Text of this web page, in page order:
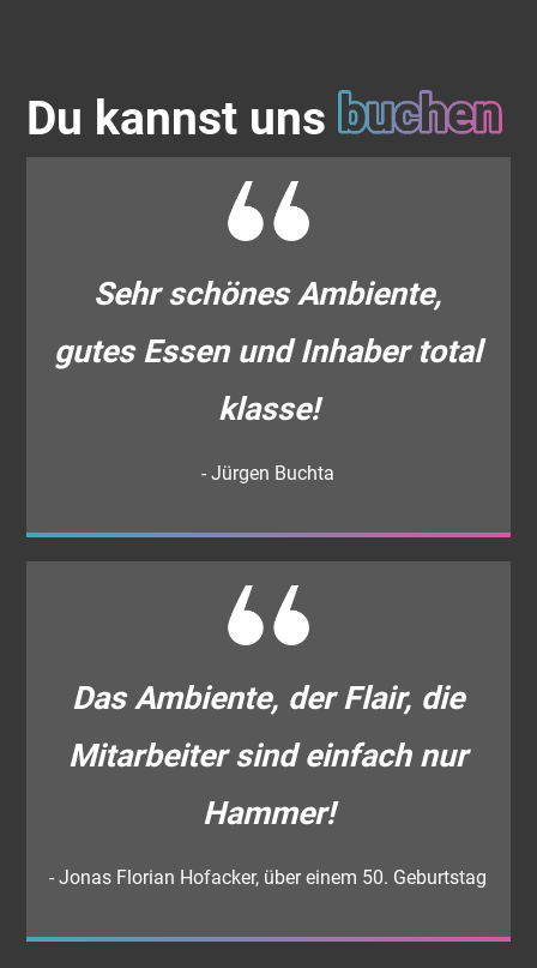
Du kannst uns
Sehr schönes Ambiente,
gutes Essen und Inhaber total
klasse!
- Jürgen Buchta
Das Ambiente, der Flair, die
Mitarbeiter sind einfach nur
Hammer!
- Jonas Florian Hofacker, über einem 50. Geburtstag